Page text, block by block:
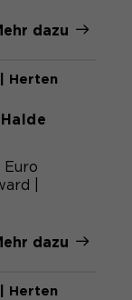
dazu
Herten
Euro
|
dazu
Herten